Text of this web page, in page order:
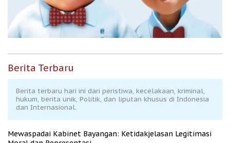
Berita Terbaru
Berita terbaru hari ini dari peristiwa, kecelakaan, kriminal,
hukum, berita unik, Politik, dan liputan khusus di Indonesia
dan Internasional.
Mewaspadai Kabinet Bayangan: Ketidakjelasan Legitimasi